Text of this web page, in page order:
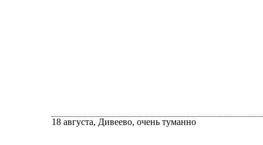
18 августа, Дивеево, очень туманно